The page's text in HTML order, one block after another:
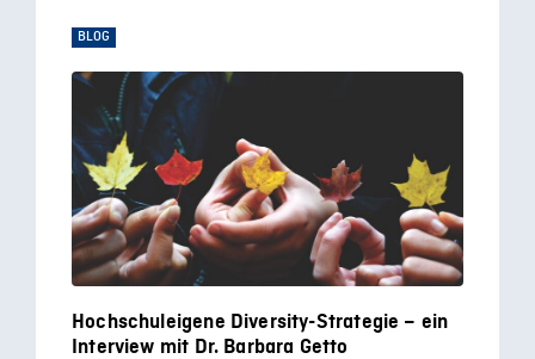
BLOG
Hochschuleigene Diversity-Strategie – ein
Interview mit Dr. Barbara Getto